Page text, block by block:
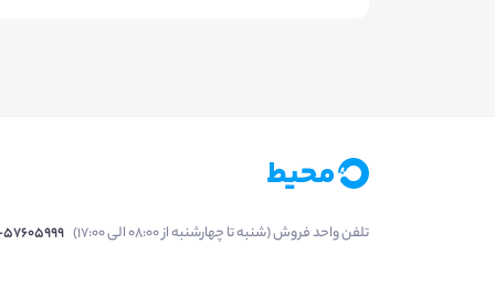
تلفن واحد فروش (شنبه تا چهارشنبه از 08:00 الی 17:00) 57605999